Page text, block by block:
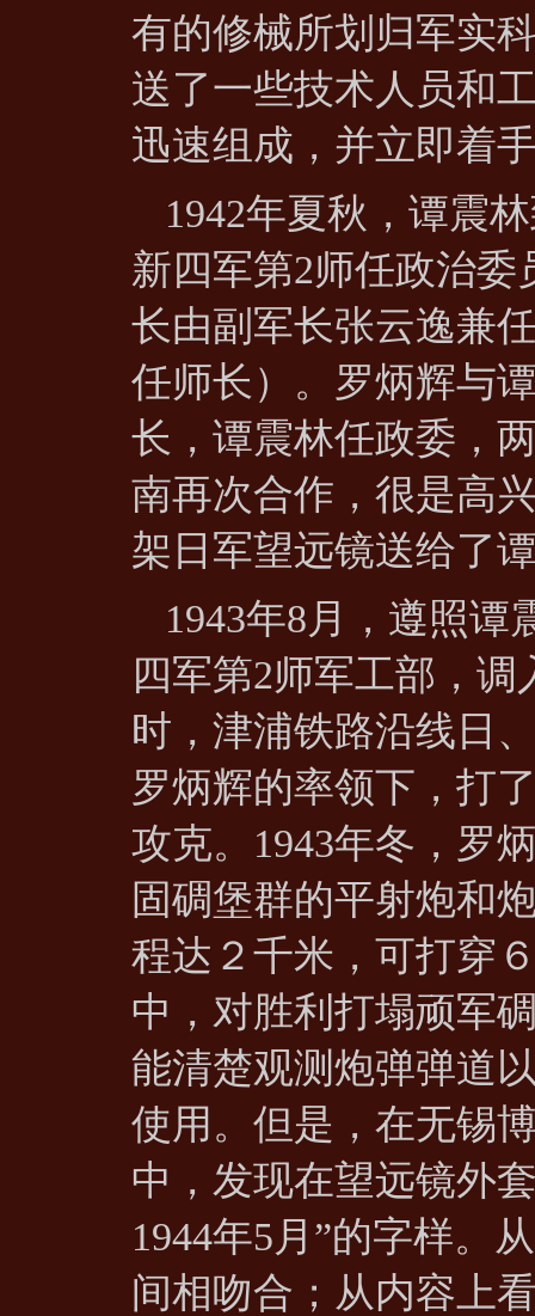
有的修械所划归军实
送了一些技术人员和
迅速组成，并立即着
1942年夏秋，谭震
新四军第2师任政治
长由副军长张云逸兼
任师长）。罗炳辉与
长，谭震林任政委，
南再次合作，很是高
架日军望远镜送给了
1943年8月，遵照
四军第2师军工部，
时，津浦铁路沿线日
罗炳辉的率领下，打
攻克。1943年冬，罗
固碉堡群的平射炮和
程达２千米，可打穿
中，对胜利打塌顽军
能清楚观测炮弹弹道
使用。但是，在无锡
中，发现在望远镜外
1944年5月”的字样。
间相吻合；从内容上